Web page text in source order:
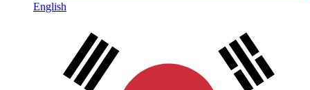
English